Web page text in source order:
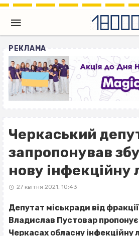
РЕКЛАМА
Черкаський
запропонував
нову інфекційну
27 квітня 2021, 10:43
Депутат міськради від
Владислав Пустовар
Черкасах обласну інфекційну